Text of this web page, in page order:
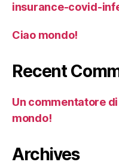
insurance-covid-
Ciao mondo!
Recent
Un commentatore
mondo!
Archives